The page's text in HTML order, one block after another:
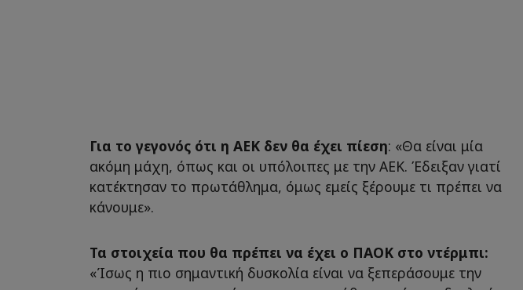
Για το γεγονός ότι η ΑΕΚ δεν θα έχει πίεση: «Θα είναι μία
ακόμη μάχη, όπως και οι υπόλοιπες με την ΑΕΚ. Έδειξαν γιατί
κατέκτησαν το πρωτάθλημα, όμως εμείς ξέρουμε τι πρέπει να
κάνουμε».
Τα στοιχεία που θα πρέπει να έχει ο ΠΑΟΚ στο ντέρμπι:
«Ίσως η πιο σημαντική δυσκολία είναι να ξεπεράσουμε την